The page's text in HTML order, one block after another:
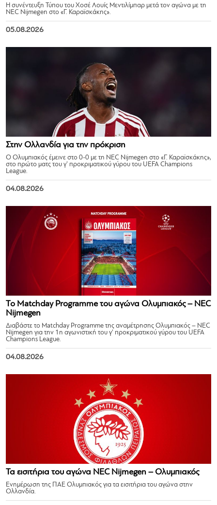
Η συνέντευξη Τύπου του Χοσέ Λουίς Μεντιλίμπαρ μετά τον αγώνα με τη
NEC Nijmegen στο «Γ. Καραϊσκάκης».
05.08.2026
Στην Ολλανδία για την πρόκριση
Ο Ολυμπιακός έμεινε στο 0-0 με τη NEC Nijmegen στο «Γ. Καραϊσκάκης»,
στο πρώτο ματς του γ’ προκριματικού γύρου του UEFA Champions
League.
04.08.2026
Το Matchday Programme του αγώνα Ολυμπιακός – NEC
Nijmegen
Διαβάστε το Matchday Programme της αναμέτρησης Ολυμπιακός – NEC
Nijmegen για την 1η αγωνιστική του γ’ προκριματικού γύρου του UEFA
Champions League.
04.08.2026
Τα εισιτήρια του αγώνα NEC Nijmegen – Ολυμπιακός
Ενημέρωση της ΠΑΕ Ολυμπιακός για τα εισιτήρια του αγώνα στην
Ολλανδία.